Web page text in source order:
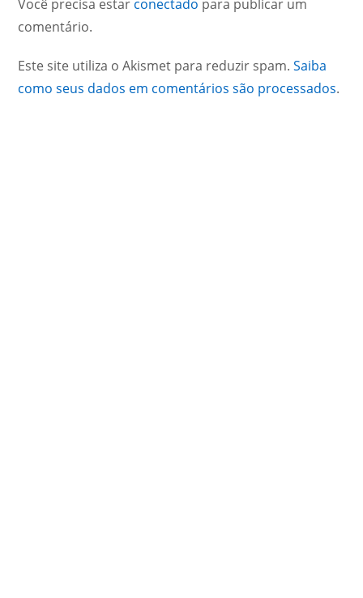
Você precisa estar conectado para publicar um
comentário.
Este site utiliza o Akismet para reduzir spam.Saiba
como seus dados em comentários são processados.